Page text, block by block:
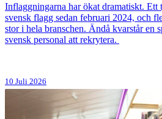
Inflaggningarna har ökat dramatiskt. Ett
svensk flagg sedan februari 2024, och
stor i hela branschen. Ändå kvarstår en
svensk personal att rekrytera.
10 Juli 2026